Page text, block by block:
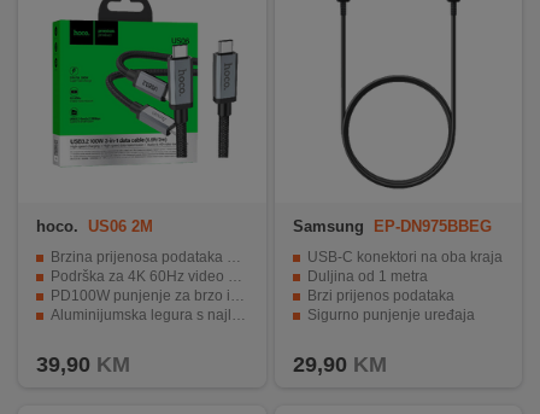
hoco. US06 2M
Brzina prijenosa podataka do 20 Gbps.
Podrška za 4K 60Hz video prijenos.
PD100W punjenje za brzo i sigurno punjenje.
Aluminijumska legura s najlonom i mrežastom pletenicom.
39,90 KM
Samsung
EP-DN975BBEG
USB-C konektori na oba kraja
Duljina od 1 metra
Brzi prijenos podataka
Sigurno punjenje uređaja
29,90 KM